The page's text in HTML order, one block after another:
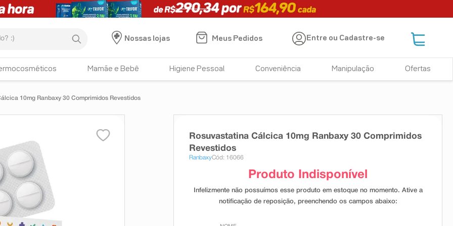
Nossas lojas
Meus Pedidos Entre ou Cadastre-se
Mamãe e Bebê Higiene Pessoal Conveniência Manipulação Ofertas
10mg Ranbaxy 30 Comprimidos Revestidos
Rosuvastatina Cálcica 10mg Ranbaxy 30 Comprimidos
Revestidos
RanbaxyCód: 16066